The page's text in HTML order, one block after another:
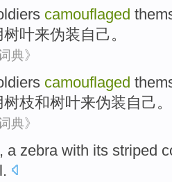
camouflaged
树叶来伪装自己。
典》
camouflaged
树枝和树叶来伪装自己。
典》
, a zebra with its striped
.